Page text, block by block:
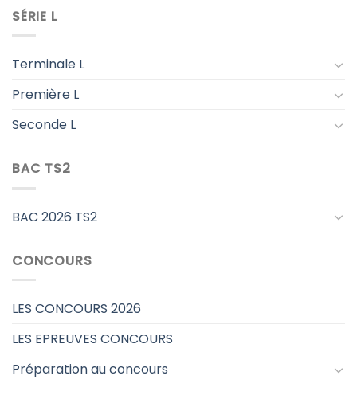
SÉRIE L
Terminale L
Première L
Seconde L
BAC TS2
BAC 2026 TS2
CONCOURS
LES CONCOURS 2026
LES EPREUVES CONCOURS
Préparation au concours